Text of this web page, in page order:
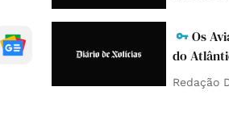
Os
do
Redação